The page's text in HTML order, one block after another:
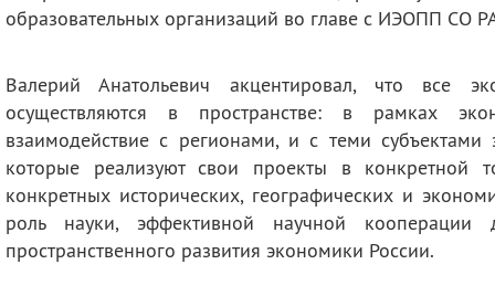
образовательных организаций во главе с ИЭОПП СО
Валерий Анатольевич акцентировал, что все
осуществляются в пространстве: в рамках
взаимодействие с регионами, и с теми
которые реализуют свои проекты в конкретной
конкретных исторических, географических и
роль науки, эффективной научной
пространственного развития экономики России.